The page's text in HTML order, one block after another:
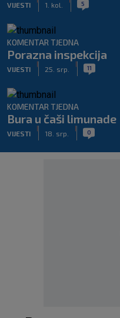
VIJESTI 1. kol. 5
KOMENTAR TJEDNA
Porazna inspekcija
VIJESTI 25. srp. 11
KOMENTAR TJEDNA
Bura u čaši limunade
VIJESTI 18. srp. 0